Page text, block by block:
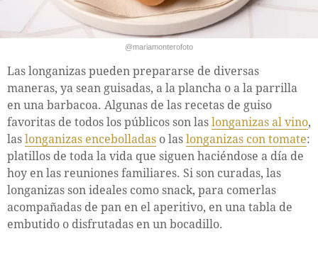
@mariamonterofoto
Las longanizas pueden prepararse de diversas
maneras, ya sean guisadas, a la plancha o a la parrilla
en una barbacoa. Algunas de las recetas de guiso
favoritas de todos los públicos son las longanizas al vino,
las longanizas encebolladas o las longanizas con tomate:
platillos de toda la vida que siguen haciéndose a día de
hoy en las reuniones familiares. Si son curadas, las
longanizas son ideales como snack, para comerlas
acompañadas de pan en el aperitivo, en una tabla de
embutido o disfrutadas en un bocadillo.